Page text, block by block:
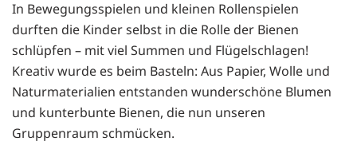
In Bewegungsspielen und kleinen Rollenspielen
durften die Kinder selbst in die Rolle der Bienen
schlüpfen – mit viel Summen und Flügelschlagen!
Kreativ wurde es beim Basteln: Aus Papier, Wolle und
Naturmaterialien entstanden wunderschöne Blumen
und kunterbunte Bienen, die nun unseren
Gruppenraum schmücken.